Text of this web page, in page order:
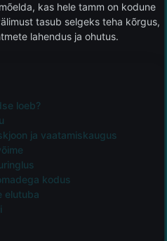
kas hele tamm on kodune
tasub selgeks teha kõrgus,
lahendus ja ohutus.
loeb?
ja vaatamiskaugus
kodus
elutuba